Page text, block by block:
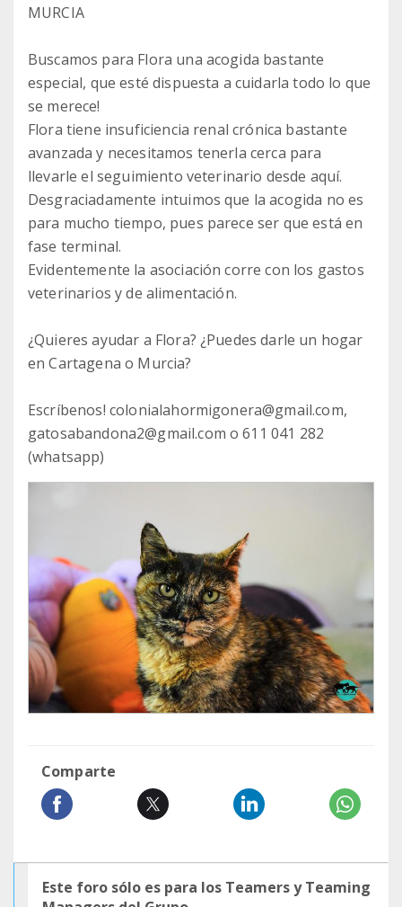
MURCIA
Buscamos para Flora una acogida bastante
especial, que esté dispuesta a cuidarla todo lo que
se merece!
Flora tiene insuficiencia renal crónica bastante
avanzada y necesitamos tenerla cerca para
llevarle el seguimiento veterinario desde aquí.
Desgraciadamente intuimos que la acogida no es
para mucho tiempo, pues parece ser que está en
fase terminal.
Evidentemente la asociación corre con los gastos
veterinarios y de alimentación.
¿Quieres ayudar a Flora? ¿Puedes darle un hogar
en Cartagena o Murcia?
Escríbenos! colonialahormigonera@gmail.com,
gatosabandona2@gmail.com o ‭611 041 282‬
(whatsapp)
Comparte
Este foro sólo es para los Teamers y Teaming